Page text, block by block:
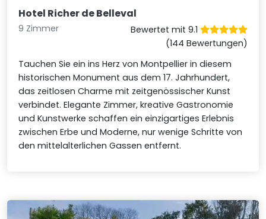
Hotel Richer de Belleval
9 Zimmer
Bewertet mit 9.1
(144 Bewertungen)
Tauchen Sie ein ins Herz von Montpellier in diesem
historischen Monument aus dem 17. Jahrhundert,
das zeitlosen Charme mit zeitgenössischer Kunst
verbindet. Elegante Zimmer, kreative Gastronomie
und Kunstwerke schaffen ein einzigartiges Erlebnis
zwischen Erbe und Moderne, nur wenige Schritte von
den mittelalterlichen Gassen entfernt.